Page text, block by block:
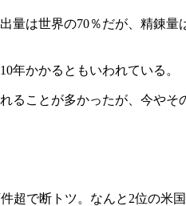
量は世界の70％だが、精錬量
年かかるともいわれている。
ることが多かったが、今やそ
超で断トツ。なんと2位の米